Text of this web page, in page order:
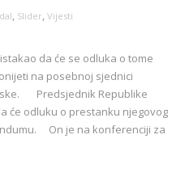
, Slider, Vijesti
da će se odluka o tome
na posebnoj sjednici
Predsjednik Republike
će odluku o prestanku njegovog
On je na konferenciji za